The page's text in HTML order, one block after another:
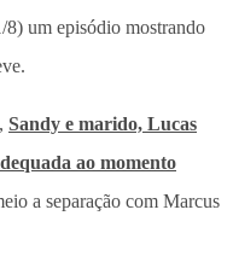
8) um episódio mostrando
Sandy e marido, Lucas
ao momento
a separação com Marcus